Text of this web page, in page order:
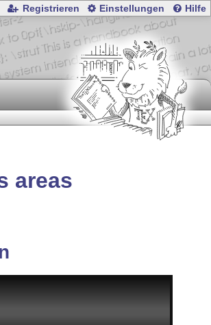
Registrieren Einstellungen Hilfe
areas